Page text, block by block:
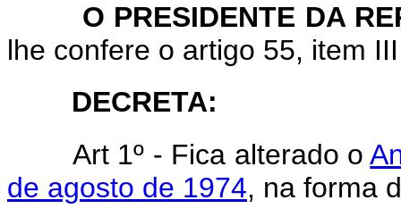
O PRESIDENTE DA
lhe confere o artigo 55, item
DECRETA:
Art 1º - Fica alterado o
de agosto de 1974, na forma